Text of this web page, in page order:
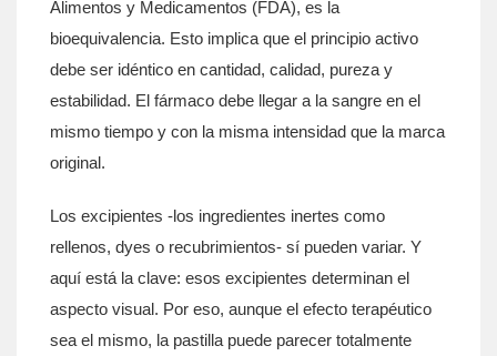
Alimentos y Medicamentos (FDA), es la
bioequivalencia. Esto implica que el principio activo
debe ser idéntico en cantidad, calidad, pureza y
estabilidad. El fármaco debe llegar a la sangre en el
mismo tiempo y con la misma intensidad que la marca
original.
Los excipientes -los ingredientes inertes como
rellenos, dyes o recubrimientos- sí pueden variar. Y
aquí está la clave: esos excipientes determinan el
aspecto visual. Por eso, aunque el efecto terapéutico
sea el mismo, la pastilla puede parecer totalmente